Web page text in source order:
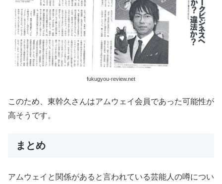
fukugyou-review.net
このため、東幹久さんはアムウェイ会員であった可能性が
高そうです。
まとめ
アムウェイと関係があると言われている芸能人の噂につい